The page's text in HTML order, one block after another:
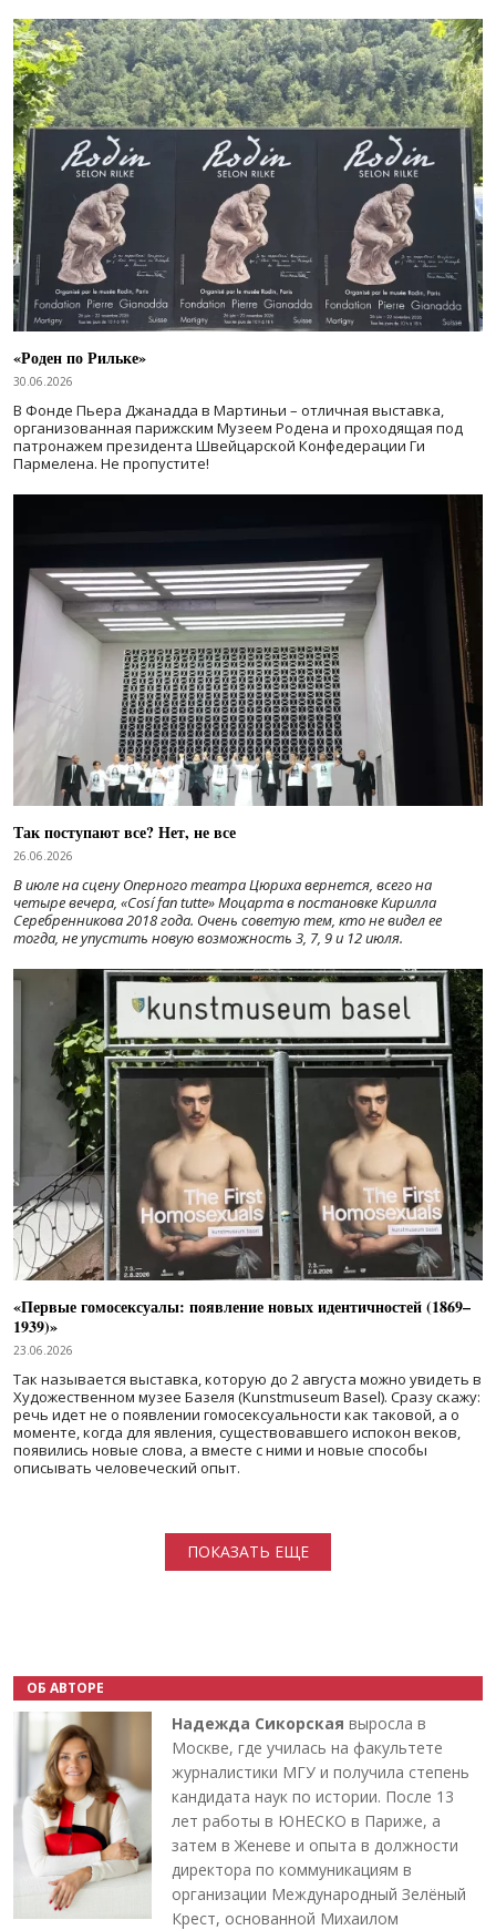
«Роден по Рильке»
30.06.2026
В Фонде Пьера Джанадда в Мартиньи – отличная выставка,
организованная парижским Музеем Родена и проходящая под
патронажем президента Швейцарской Конфедерации Ги
Пармелена. Не пропустите!
Так поступают все? Нет, не все
26.06.2026
В июле на сцену Оперного театра Цюриха вернется, всего на
четыре вечера, «Cosí fan tutte» Моцарта в постановке Кирилла
Серебренникова 2018 года. Очень советую тем, кто не видел ее
тогда, не упустить новую возможность 3, 7, 9 и 12 июля.
«Первые гомосексуалы: появление новых идентичностей (1869–
1939)»
23.06.2026
Так называется выставка, которую до 2 августа можно увидеть в
Художественном музее Базеля (Kunstmuseum Basel). Сразу скажу:
речь идет не о появлении гомосексуальности как таковой, а о
моменте, когда для явления, существовавшего испокон веков,
появились новые слова, а вместе с ними и новые способы
описывать человеческий опыт.
ПОКАЗАТЬ ЕЩЕ
ОБ АВТОРЕ
Надежда Сикорская выросла в
Москве, где училась на факультете
журналистики МГУ и получила степень
кандидата наук по истории. После 13
лет работы в ЮНЕСКО в Париже, а
затем в Женеве и опыта в должности
директора по коммуникациям в
организации Международный Зелёный
Крест, основанной Михаилом